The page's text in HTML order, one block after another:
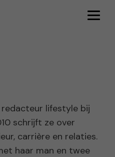
redacteur lifestyle bij
schrijft ze over
carrière en relaties.
haar man en twee